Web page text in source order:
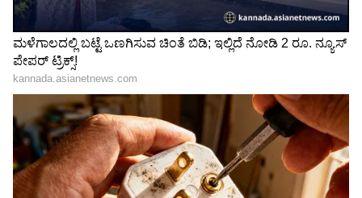
ಮಾಡುವಂತೆ ಸೂಚಿಸುತ್ತಾರೆ.